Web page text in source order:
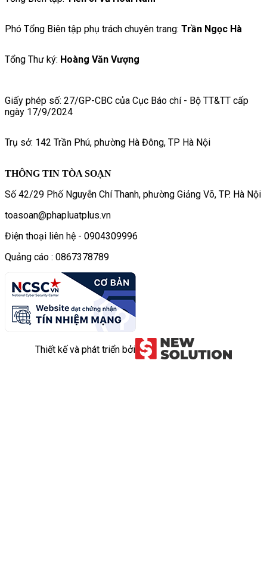
Phó Tổng Biên tập phụ trách chuyên trang: Trần Ngọc Hà
Tổng Thư ký: Hoàng Văn Vượng
Giấy phép số: 27/GP-CBC của Cục Báo chí - Bộ TT&TT cấp
ngày 17/9/2024
Trụ sở: 142 Trần Phú, phường Hà Đông, TP Hà Nội
THÔNG TIN TÒA SOẠN
Số 42/29 Phố Nguyễn Chí Thanh, phường Giảng Võ, TP. Hà Nội
toasoan@phapluatplus.vn
Điện thoại liên hệ - 0904309996
Quảng cáo : 0867378789
Thiết kế và phát triển bởi